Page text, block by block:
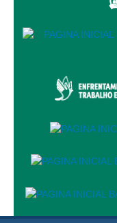
Programa
Serviços
Ação
Atermação On-
Glossário
Consulta de